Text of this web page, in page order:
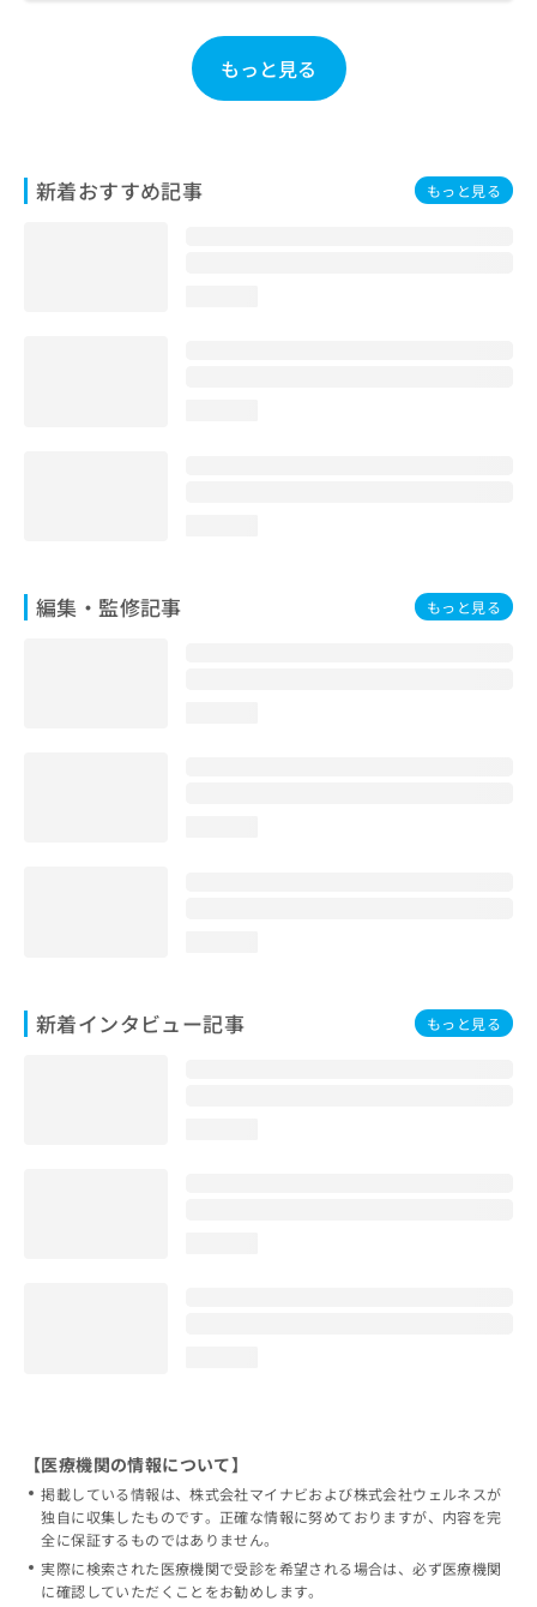
もっと見る
新着おすすめ記事 もっと見る
編集・監修記事 もっと見る
新着インタビュー記事 もっと見る
こ
ち
【医療機関の情報について】
掲載している情報は、株式会社マイナビおよび株式会社ウェルネスが
独自に収集したものです。正確な情報に努めておりますが、内容を完
全に保証するものではありません。
実際に検索された医療機関で受診を希望される場合は、必ず医療機関
に確認していただくことをお勧めします。